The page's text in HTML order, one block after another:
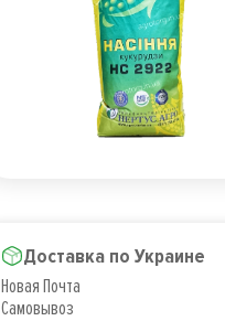
Доставка по Украине
Новая Почта
Самовывоз